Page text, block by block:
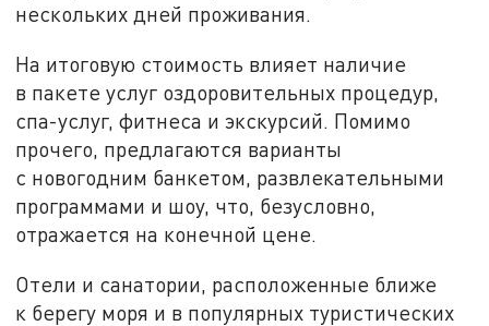
нескольких дней проживания.
На итоговую стоимость влияет наличие
в пакете услуг оздоровительных процедур,
спа-услуг, фитнеса и экскурсий. Помимо
прочего, предлагаются варианты
с новогодним банкетом, развлекательными
программами и шоу, что, безусловно,
отражается на конечной цене.
Отели и санатории, расположенные ближе
к берегу моря и в популярных туристических